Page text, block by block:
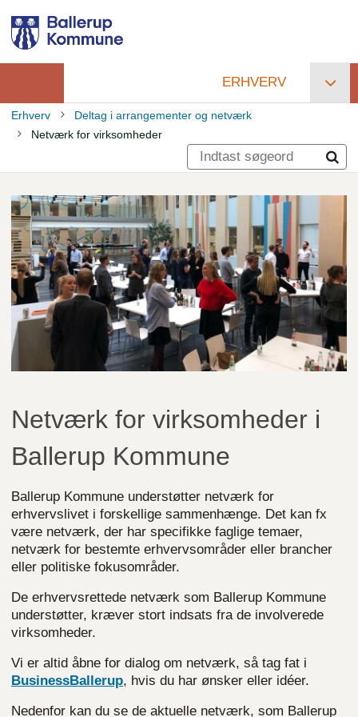
hovedindhold
Primær
navigation
ERHVERV
Brødkrumme
Erhverv
Deltag i arrangementer og netværk
Netværk for virksomheder
Netværk for virksomheder i
Ballerup Kommune
Ballerup Kommune understøtter netværk for
erhvervslivet i forskellige sammenhænge. Det kan fx
være netværk, der har specifikke faglige temaer,
netværk for bestemte erhvervsområder eller brancher
eller politiske fokusområder.
De erhvervsrettede netværk som Ballerup Kommune
understøtter, kræver stort indsats fra de involverede
virksomheder.
Vi er altid åbne for dialog om netværk, så tag fat i
BusinessBallerup, hvis du har ønsker eller idéer.
Nedenfor kan du se de aktuelle netværk, som Ballerup